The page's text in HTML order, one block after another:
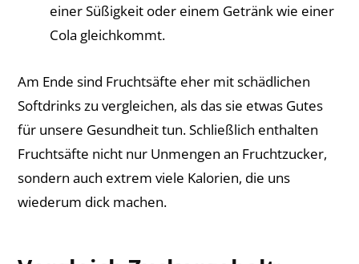
einer Süßigkeit oder einem Getränk wie einer
Cola gleichkommt.
Am Ende sind Fruchtsäfte eher mit schädlichen
Softdrinks zu vergleichen, als das sie etwas Gutes
für unsere Gesundheit tun. Schließlich enthalten
Fruchtsäfte nicht nur Unmengen an Fruchtzucker,
sondern auch extrem viele Kalorien, die uns
wiederum dick machen.